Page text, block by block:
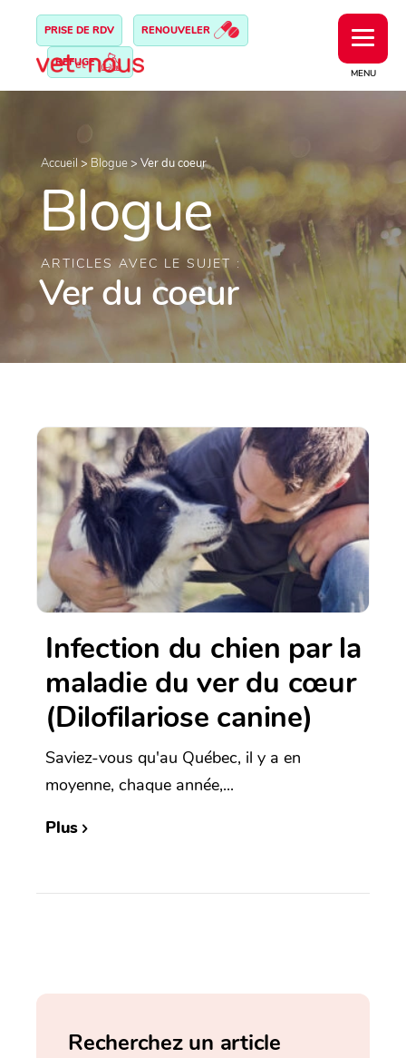
MENU
PRISE DE RDV RENOUVELER
REFUGE
Accueil > Blogue> Ver du coeur
Blogue
ARTICLES AVEC LE SUJET :
Ver du coeur
Infection du chien par la
maladie du ver du cœur
(Dilofilariose canine)
Saviez-vous qu'au Québec, il y a en
moyenne, chaque année,...
Plus
Recherchez un article